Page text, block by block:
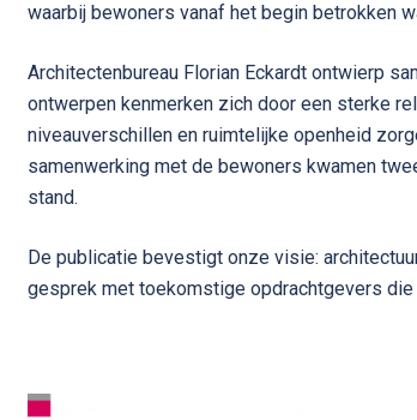
waarbij bewoners vanaf het begin betrokken
Architectenbureau Florian Eckardt ontwierp
ontwerpen kenmerken zich door een sterke
niveauverschillen en ruimtelijke openheid
samenwerking met de bewoners kwamen
stand.
De publicatie bevestigt onze visie:
gesprek met toekomstige opdrachtgevers